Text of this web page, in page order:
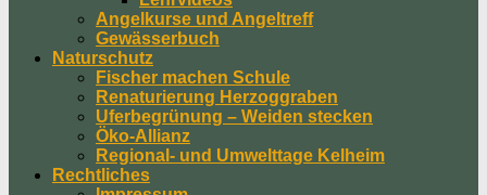
Angelkurse und Angeltreff
Gewässerbuch
Naturschutz
Fischer machen Schule
Renaturierung Herzoggraben
Uferbegrünung – Weiden stecken
Öko-Allianz
Regional- und Umwelttage Kelheim
Rechtliches